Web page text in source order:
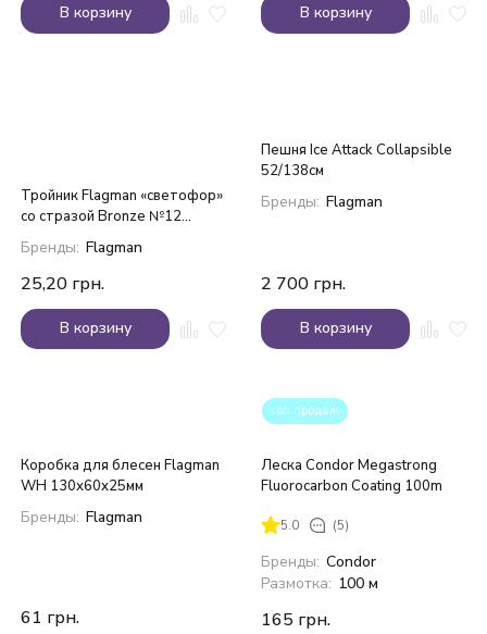
В корзину В корзину
Тройник Flagman «светофор»
со стразой Bronze №12
зеленый/желтый/красный
Бренды: Flagman
25,20 грн.
В корзину
Пешня Ice Attack Collapsible
52/138см
Бренды: Flagman
2 700 грн.
В корзину
Коробка для блесен Flagman
WH 130х60х25мм
Бренды: Flagman
61 грн.
топ продаж
Леска Condor Megastrong
Fluorocarbon Coating 100m
5.0 (5)
Бренды: Condor
Размотка: 100 м
165 грн.